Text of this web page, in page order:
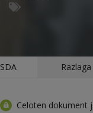
SDA
Celoten dokument